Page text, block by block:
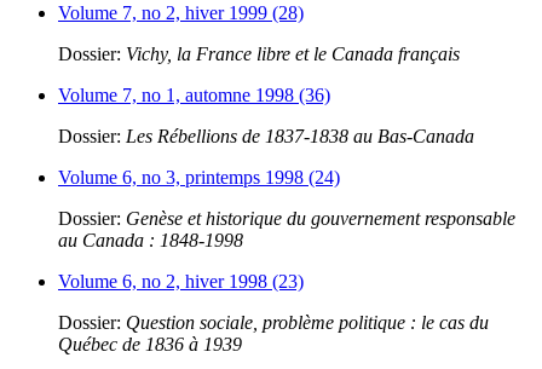
Volume 7, no 2, hiver 1999 (28)
Dossier: Vichy, la France libre et le Canada français
Volume 7, no 1, automne 1998 (36)
Dossier: Les Rébellions de 1837-1838 au Bas-Canada
Volume 6, no 3, printemps 1998 (24)
Dossier: Genèse et historique du gouvernement responsable
au Canada : 1848-1998
Volume 6, no 2, hiver 1998 (23)
Dossier: Question sociale, problème politique : le cas du
Québec de 1836 à 1939